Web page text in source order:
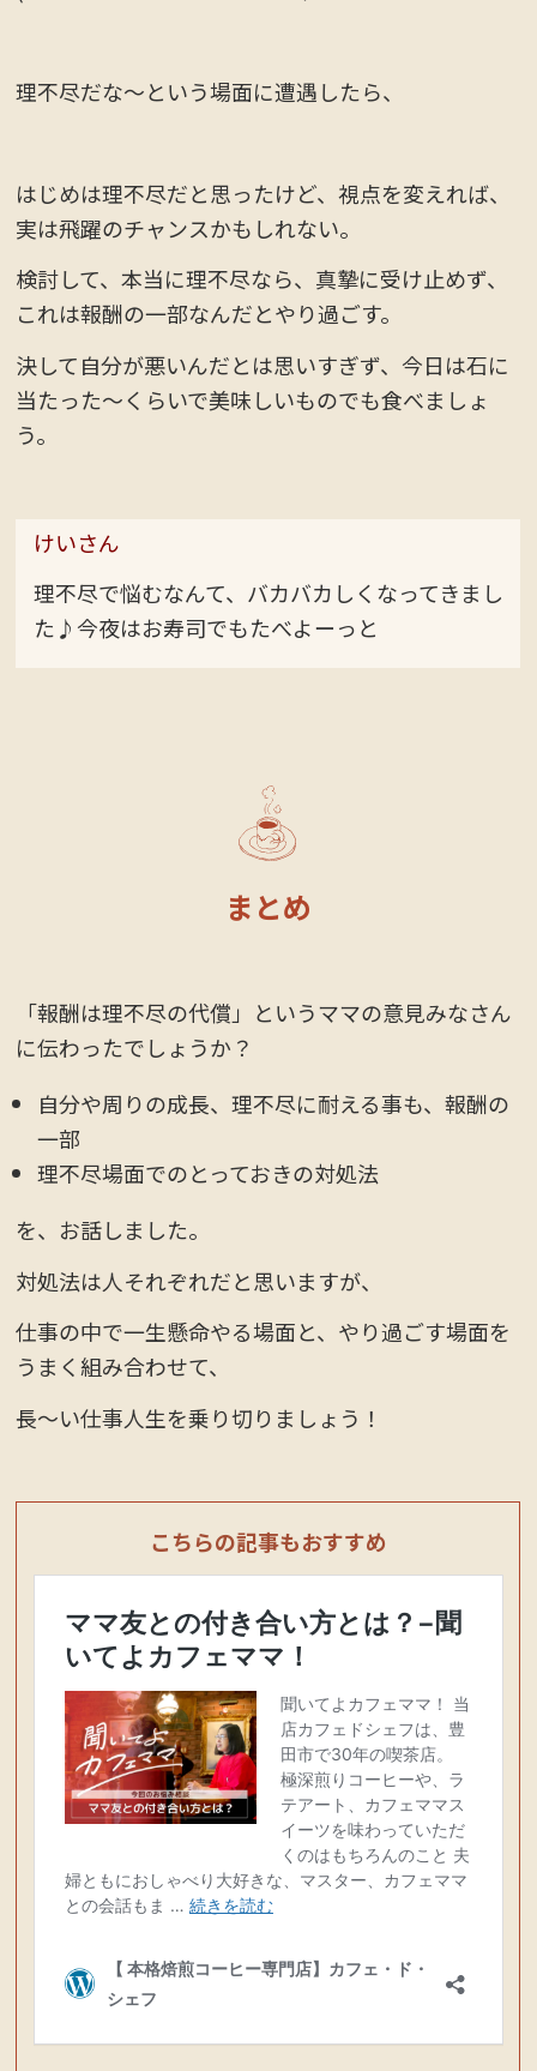
理不尽だな～という場面に遭遇したら、
はじめは理不尽だと思ったけど、視点を変えれば、
実は飛躍のチャンスかもしれない。
検討して、本当に理不尽なら、真摯に受け止めず、
これは報酬の一部なんだとやり過ごす。
決して自分が悪いんだとは思いすぎず、今日は石に
当たった～くらいで美味しいものでも食べましょ
う。
けいさん
理不尽で悩むなんて、バカバカしくなってきまし
た♪今夜はお寿司でもたべよーっと
まとめ
「報酬は理不尽の代償」というママの意見みなさん
に伝わったでしょうか？
自分や周りの成長、理不尽に耐える事も、報酬の
一部
理不尽場面でのとっておきの対処法
を、お話しました。
対処法は人それぞれだと思いますが、
仕事の中で一生懸命やる場面と、やり過ごす場面を
うまく組み合わせて、
長～い仕事人生を乗り切りましょう！
こちらの記事もおすすめ